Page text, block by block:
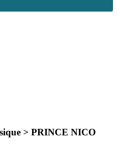
> PRINCE NICO